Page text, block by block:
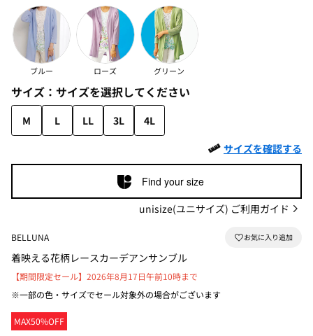
ブルー ローズ グリーン
サイズ： サイズを選択してください
M L LL 3L
4L
サイズを確認する
Find your size
unisize(ユニサイズ) ご利用ガイド
BELLUNA
着映える花柄レースカーデアンサンブル
MAX50%OFF
【期間限定セール】2026年8月17日午前10時まで
※一部の色・サイズでセール対象外の場合がございます